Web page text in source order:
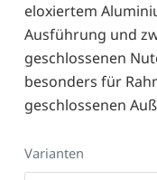
eloxiertem
Ausführung und
geschlossenen
besonders für
geschlossenen
Varianten